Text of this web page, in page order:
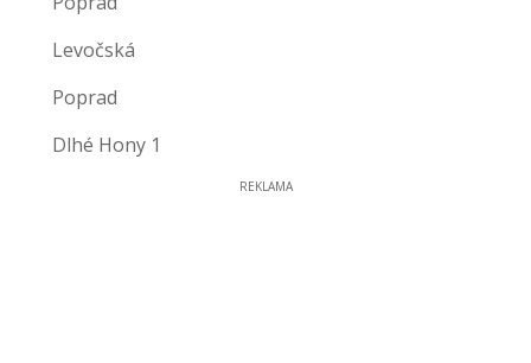
Levočská
Poprad
Dlhé Hony 1
REKLAMA